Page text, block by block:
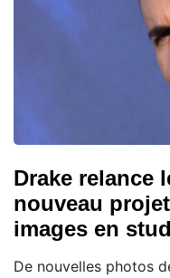
Drake relance
nouveau
images en
De nouvelles photos